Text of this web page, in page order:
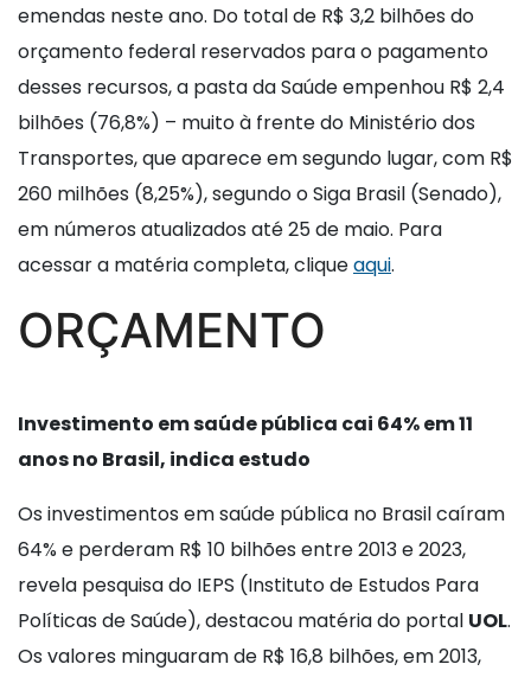
emendas neste ano. Do total de R$ 3,2 bilhões do
orçamento federal reservados para o pagamento
desses recursos, a pasta da Saúde empenhou R$ 2,4
bilhões (76,8%) – muito à frente do Ministério dos
Transportes, que aparece em segundo lugar, com R$
260 milhões (8,25%), segundo o Siga Brasil (Senado),
em números atualizados até 25 de maio. Para
acessar a matéria completa, cliqueaqui.
ORÇAMENTO
Investimento em saúde pública cai 64% em 11
anos no Brasil, indica estudo
Os investimentos em saúde pública no Brasil caíram
64% e perderam R$ 10 bilhões entre 2013 e 2023,
revela pesquisa do IEPS (Instituto de Estudos Para
Políticas de Saúde), destacou matéria do portal UOL.
Os valores minguaram de R$ 16,8 bilhões, em 2013,